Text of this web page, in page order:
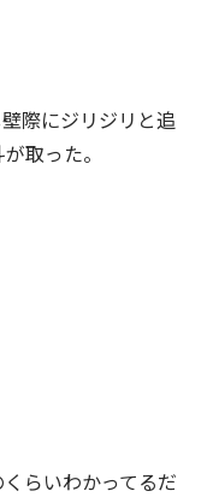
際にジリジリと追
取った。
らいわかってるだ